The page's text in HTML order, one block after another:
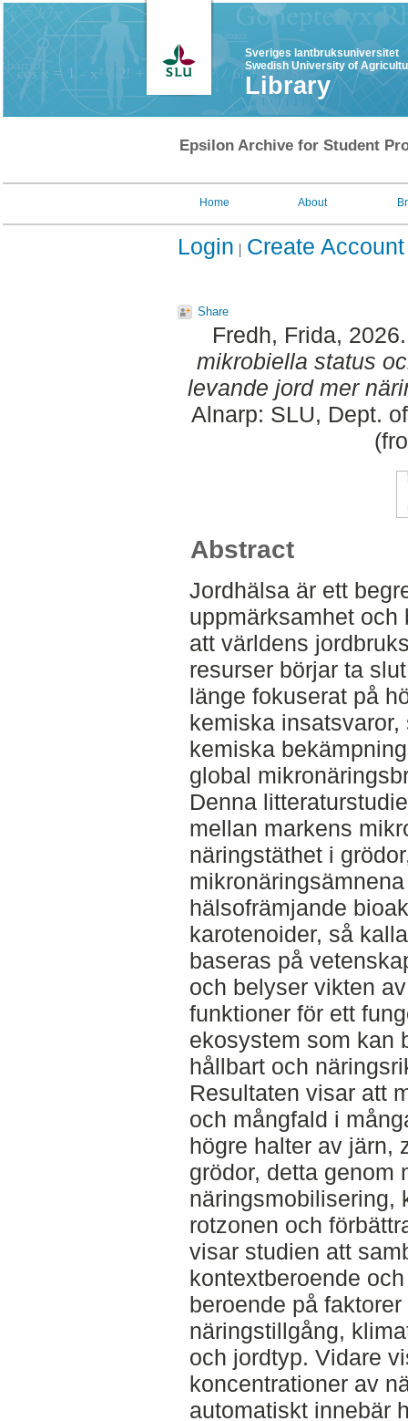
Sveriges lantbruksuniversitet
Swedish University of
Library
Epsilon Archive for Student
Home About
Login Create Account
Share
Fredh, Frida,
mikrobiella status
levande jord mer
Alnarp: SLU, Dept.
Abstract
Jordhälsa är ett
uppmärksamhet
att världens
resurser börjar ta
länge fokuserat på
kemiska
kemiska
global
Denna
mellan markens
näringstäthet i
hälsofrämjande
karotenoider, så
baseras på
och belyser vikten
funktioner för ett
ekosystem som kan
hållbart och
Resultaten visar att
och mångfald i
högre halter av järn,
grödor, detta genom
näringsmobilisering,
rotzonen och
visar studien att
kontextberoende
beroende på
näringstillgång,
och jordtyp. Vidare
koncentrationer av
automatiskt innebär